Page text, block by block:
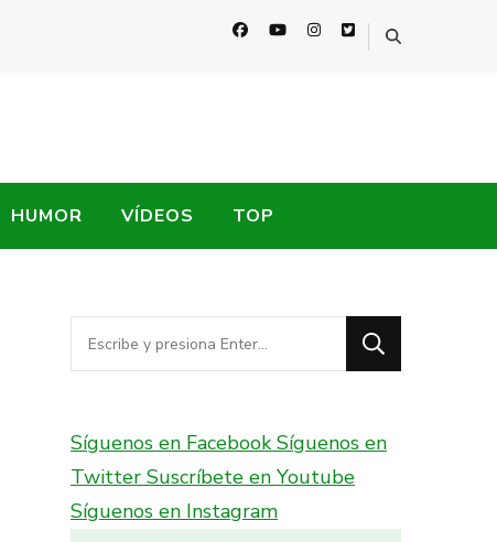
HUMOR VÍDEOS TOP
¿Buscas
algo?
Síguenos en FacebookSíguenos en
Twitter Suscríbete en Youtube
Síguenos en Instagram